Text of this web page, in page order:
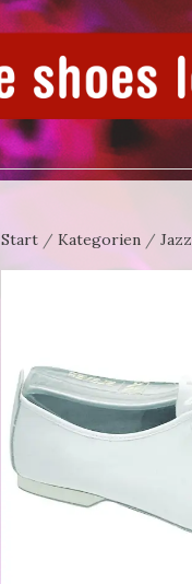
Start /Kategorien /Jazz